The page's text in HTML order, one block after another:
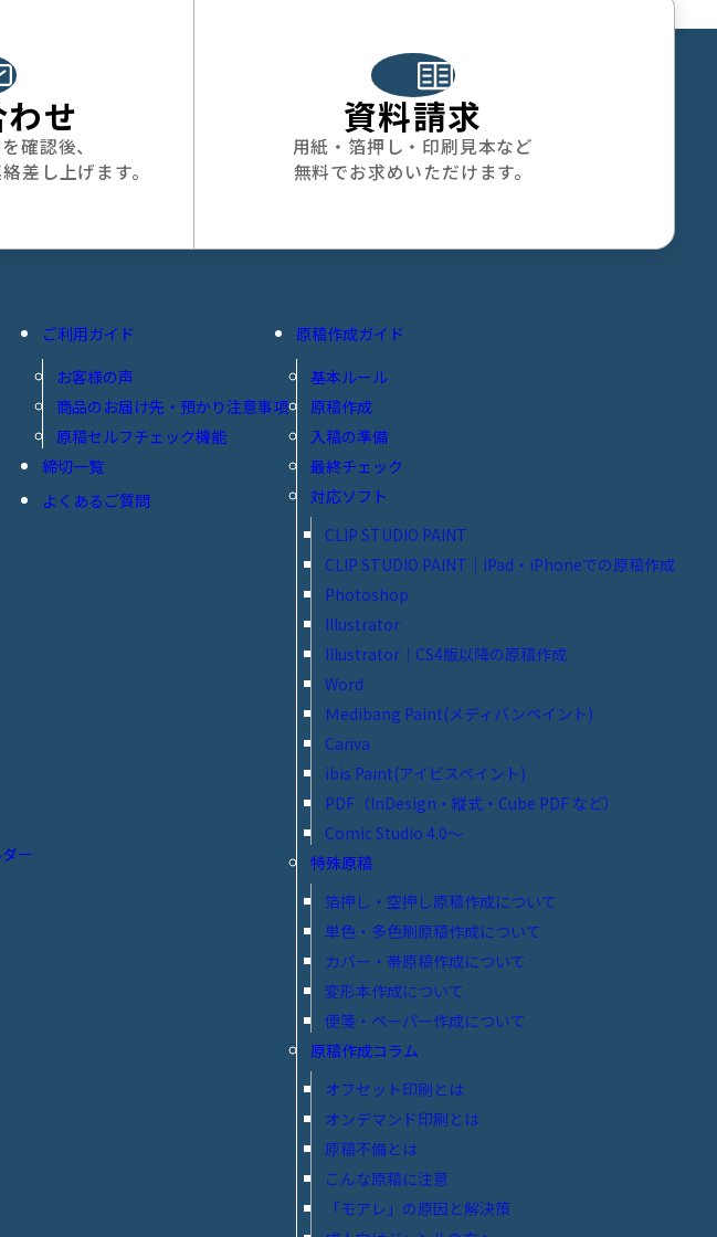
せ
確認後、
差し上げます。
資料請求
用紙・箔押し・印刷見本など
無料でお求めいただけます。
ー
ご利用ガイド
お客様の声
商品のお届け先・預かり注意事項
原稿セルフチェック機能
締切一覧
よくあるご質問
原稿作成ガイド
基本ルール
原稿作成
入稿の準備
最終チェック
対応ソフト
CLIP STUDIO PAINT
CLIP STUDIO PAINT│iPad・iPhoneでの原稿作成
Photoshop
Illustrator
Illustrator│CS4版以降の原稿作成
Word
Ｍedibang Paint(メディバンペイント)
Canva
ibis Paint(アイビスペイント)
PDF（InDesign・縦式・Cube PDF など）
Comic Studio 4.0～
特殊原稿
箔押し・空押し原稿作成について
単色・多色刷原稿作成について
カバー・帯原稿作成について
変形本作成について
便箋・ペーパー作成について
原稿作成コラム
オフセット印刷とは
オンデマンド印刷とは
原稿不備とは
こんな原稿に注意
「モアレ」の原因と解決策